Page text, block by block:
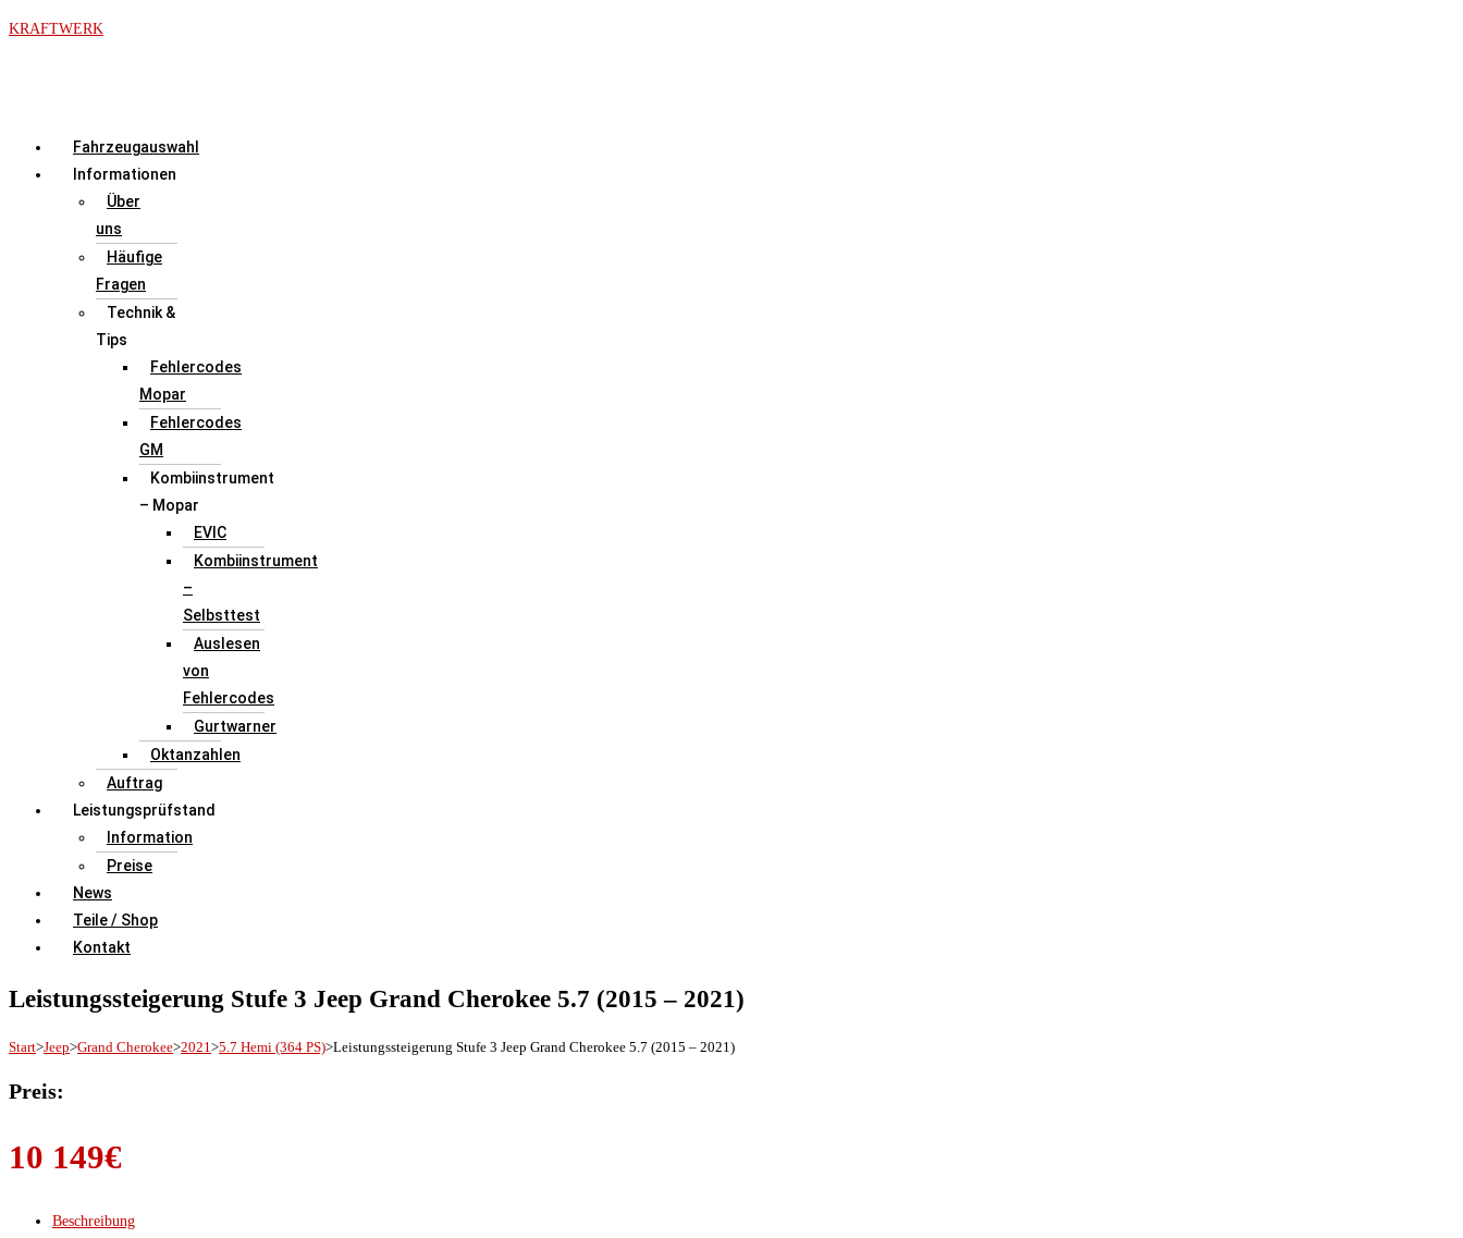
Zum
KRAFTWERK
Menü
Fahrzeugauswahl
Informationen
Über
uns
Häufige
Fragen
Technik &
Tips
Fehlercodes
Mopar
Fehlercodes
GM
Kombiinstrument
– Mopar
EVIC
Kombiinstrument
–
Selbsttest
Auslesen
von
Fehlercodes
Gurtwarner
Oktanzahlen
Auftrag
Leistungsprüfstand
Information
Preise
News
Teile / Shop
Kontakt
Leistungssteigerung Stufe 3 Jeep Grand Cherokee 5.7 (2015 – 2021)
Start>Jeep>Grand Cherokee>2021>5.7 Hemi (364 PS)>Leistungssteigerung Stufe 3 Jeep Grand Cherokee 5.7 (2015 – 2021)
Preis:
10 149€
Beschreibung